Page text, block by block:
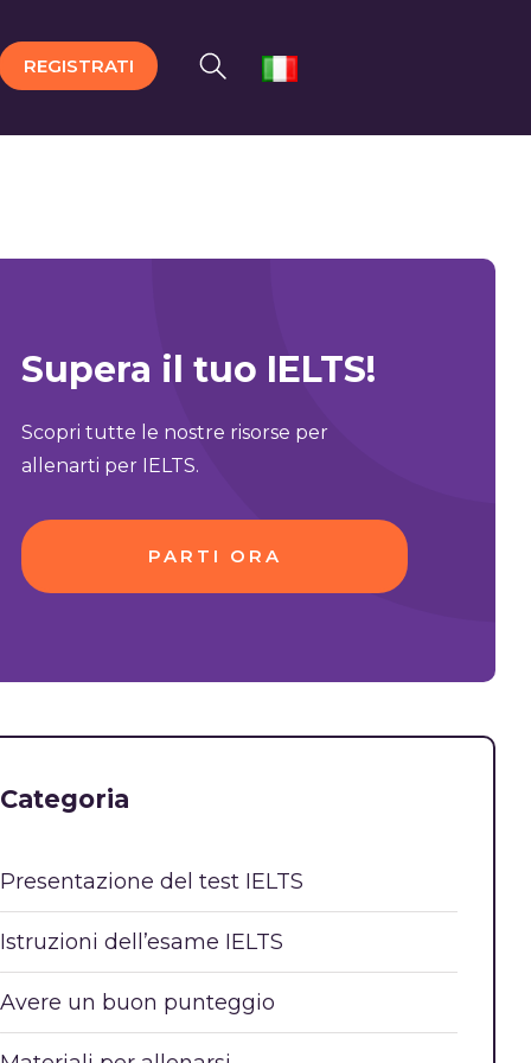
REGISTRATI
Supera il tuo IELTS!
Scopri tutte le nostre risorse per
allenarti per IELTS.
PARTI ORA
Categoria
Presentazione del test IELTS
Istruzioni dell’esame IELTS
Avere un buon punteggio